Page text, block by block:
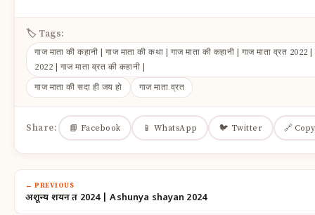
🏷 Tags:
गाज माता की कहानी | गाज माता की कथा | गाज माता की कहानी | गाज माता व्रत 2022
2022 | गाज माता व्रत की कहानी |
गाज माता की सदा ही जय हो
गाज माता व्रत
Share: 📘 Facebook 📱 WhatsApp 🐦 Twitter 🔗
← PREVIOUS
अशून्य शयन व्रत 2024 | Ashunya shayan 2024